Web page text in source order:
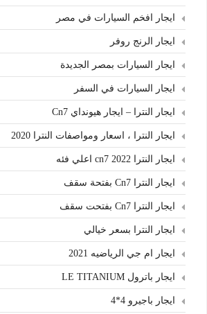
ايجار افخم السيارات في مصر
ايجار الرنج روفر
ايجار السيارات بمصر الجديدة
ايجار السيارات في السفر
ايجار النترا – ايجار هيونداي Cn7
ايجار النترا ، اسعار ومواصفات النترا 2020
ايجار النترا cn7 2022 اعلي فئه
ايجار النترا Cn7 بفتحة سقف
ايجار النترا Cn7 بفتحت سقف
ايجار النترا بسعر خيالي
ايجار ام جي الرياضيه 2021
ايجار باترول LE TITANIUM
ايجار باجيرو 4*4